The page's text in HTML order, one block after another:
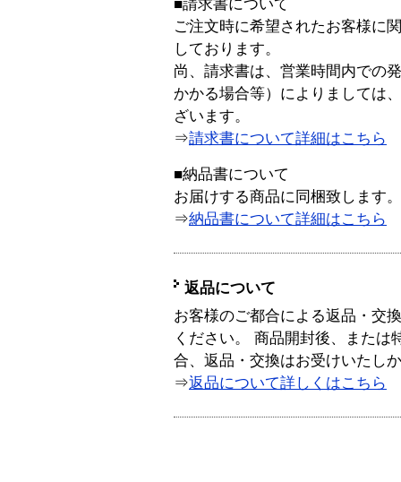
■請求書について
ご注文時に希望されたお客様に
しております。
尚、請求書は、営業時間内での
かかる場合等）によりましては
ざいます。
⇒請求書について詳細はこちら
■納品書について
お届けする商品に同梱致します。
⇒納品書について詳細はこちら
返品について
お客様のご都合による返品・交
ください。 商品開封後、または
合、返品・交換はお受けいたし
⇒返品について詳しくはこちら